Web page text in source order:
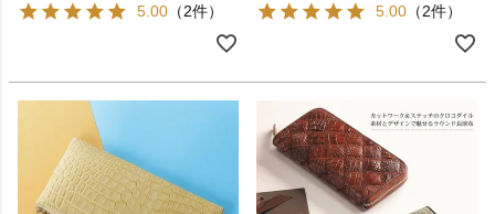
5.00 （2件） 5.00 （2件）